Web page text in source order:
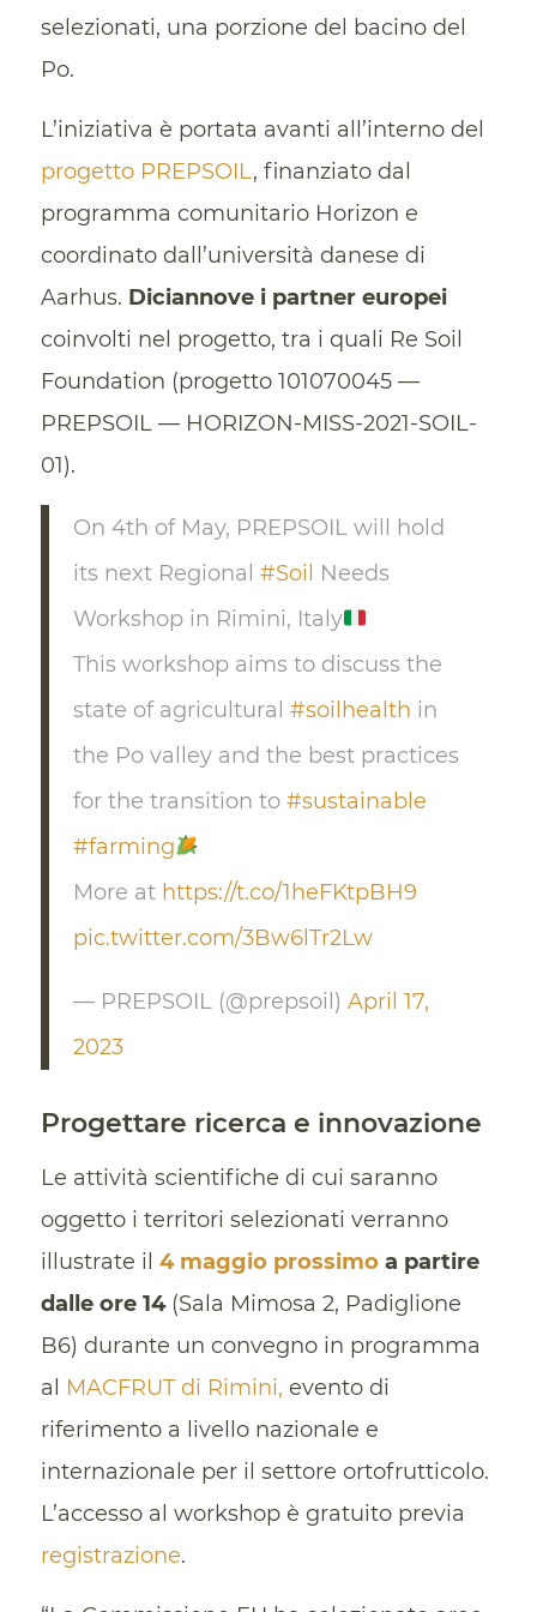
selezionati, una porzione del bacino del
Po.
L’iniziativa è portata avanti all’interno del
progetto PREPSOIL, finanziato dal
programma comunitario Horizon e
coordinato dall’università danese di
Aarhus. Diciannove i partner europei
coinvolti nel progetto, tra i quali Re Soil
Foundation (progetto 101070045 —
PREPSOIL — HORIZON-MISS-2021-SOIL-
01).
On 4th of May, PREPSOIL will hold
its next Regional #Soil Needs
Workshop in Rimini, Italy
This workshop aims to discuss the
state of agricultural #soilhealth in
the Po valley and the best practices
for the transition to #sustainable
#farming
More at https://t.co/1heFKtpBH9
pic.twitter.com/3Bw6lTr2Lw
— PREPSOIL (@prepsoil) April 17,
2023
Progettare ricerca e innovazione
Le attività scientifiche di cui saranno
oggetto i territori selezionati verranno
illustrate il 4 maggio prossimoa partire
dalle ore 14(Sala Mimosa 2, Padiglione
B6) durante un convegno in programma
al
MACFRUT di Rimini, evento di
riferimento a livello nazionale e
internazionale per il settore ortofrutticolo.
L’accesso al workshop è gratuito previa
registrazione.